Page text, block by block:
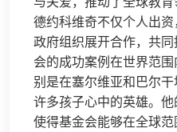
德约科维奇不仅个人出
政府组织展开合作，共
会的成功案例在世界范
别是在塞尔维亚和巴尔
许多孩子心中的英雄。
使得基金会能够在全球